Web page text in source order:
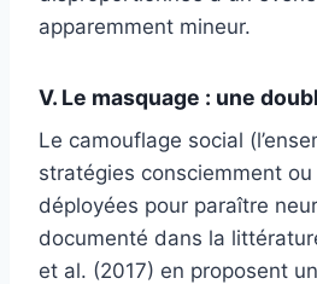
apparemment mineur.
V. Le masquage : une
Le camouflage social
stratégies consciemment
déployées pour paraître
documenté dans la
et al. (2017) en proposent